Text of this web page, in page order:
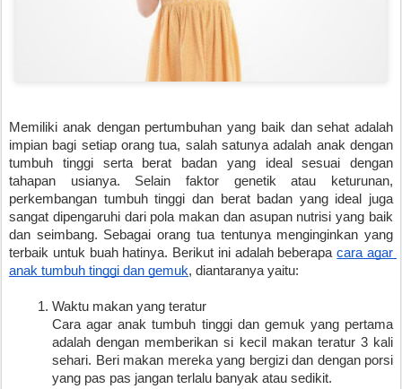
Memiliki anak dengan pertumbuhan yang baik dan sehat adalah
impian bagi setiap orang tua, salah satunya adalah anak dengan
tumbuh tinggi serta berat badan yang ideal sesuai dengan
tahapan usianya. Selain faktor genetik atau keturunan,
perkembangan tumbuh tinggi dan berat badan yang ideal juga
sangat dipengaruhi dari pola makan dan asupan nutrisi yang baik
dan seimbang. Sebagai orang tua tentunya menginginkan yang
terbaik untuk buah hatinya. Berikut ini adalah beberapa cara agar
anak tumbuh tinggi dan gemuk, diantaranya yaitu:
Waktu makan yang teratur
Cara agar anak tumbuh tinggi dan gemuk yang pertama
adalah dengan memberikan si kecil makan teratur 3 kali
sehari. Beri makan mereka yang bergizi dan dengan porsi
yang pas pas jangan terlalu banyak atau sedikit.